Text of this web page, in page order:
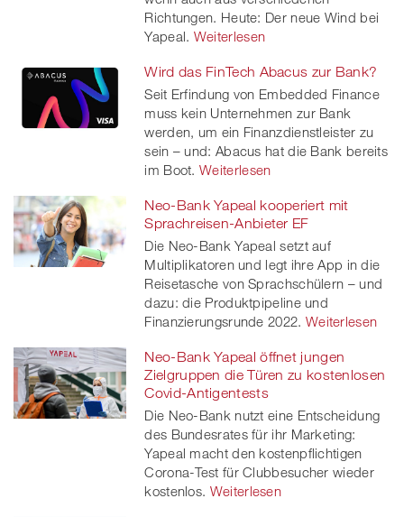
Richtungen. Heute: Der neue Wind bei
Yapeal. Weiterlesen
Wird das FinTech Abacus zur Bank?
Seit Erfindung von Embedded Finance
muss kein Unternehmen zur Bank
werden, um ein Finanzdienstleister zu
sein – und: Abacus hat die Bank bereits
im Boot. Weiterlesen
Neo-Bank Yapeal kooperiert mit
Sprachreisen-Anbieter EF
Die Neo-Bank Yapeal setzt auf
Multiplikatoren und legt ihre App in die
Reisetasche von Sprachschülern – und
dazu: die Produktpipeline und
Finanzierungsrunde 2022. Weiterlesen
Neo-Bank Yapeal öffnet jungen
Zielgruppen die Türen zu kostenlosen
Covid-Antigentests
Die Neo-Bank nutzt eine Entscheidung
des Bundesrates für ihr Marketing:
Yapeal macht den kostenpflichtigen
Corona-Test für Clubbesucher wieder
kostenlos. Weiterlesen